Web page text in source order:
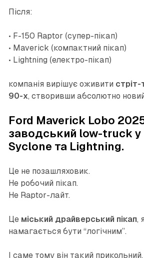
Після:
• F-150 Raptor (супер-пікап)
• Maverick (компактний пікап)
• Lightning (електро-пікап)
компанія вирішує оживити
90-х, створивши абсолютно
Ford Maverick Lobo
заводський low-truck у
Syclone та Lightning.
Це не позашляховик.
Не робочий пікап.
Не Raptor-лайт.
Це міський драйверський пікап,
намагається бути “логічним”.
І саме тому він такий прикольний.